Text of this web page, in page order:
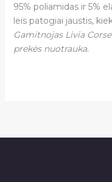
95% poliamidas ir 5%
leis patogiai jaustis,
Gamitnojas Livia
prekės nuotrauka.